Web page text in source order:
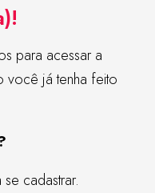
para acessar a
você já tenha feito
cadastrar.